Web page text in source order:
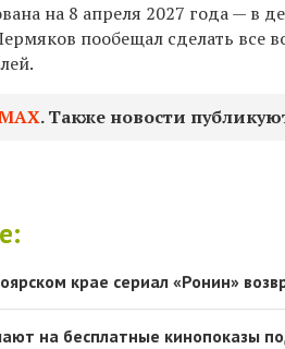
на 8 апреля 2027 года — в
пообещал сделать все
. Также новости
крае сериал «Ронин»
на бесплатные кинопоказы